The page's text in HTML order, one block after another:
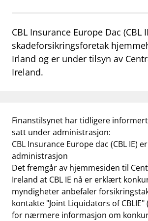
businessOm Finanstilsynet
mail_outlineKontakt oss
notifications_noneAbonner på nyhetsvarsel
CBL Insurance Europe Dac (CBL
skadeforsikringsforetak
Irland og er under tilsyn av
Ireland.
Finanstilsynet har tidligere informert
satt under administrasjon:
CBL Insurance Europe dac (CBL IE)
administrasjon
Det fremgår av hjemmesiden til
Ireland at CBL IE nå er erklært
myndigheter anbefaler
kontakte "Joint Liquidators of
for nærmere informasjon om